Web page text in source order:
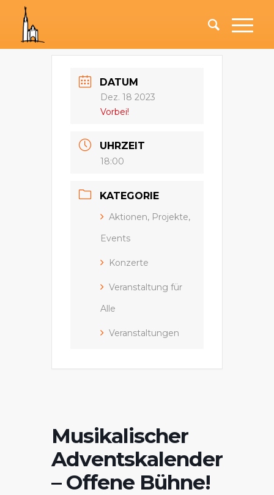
Musikalischer
Adventskalender
– Offene Bühne!
DATUM
Dez. 18 2023
Vorbei!
UHRZEIT
18:00
KATEGORIE
Aktionen, Projekte,
Events
Konzerte
Veranstaltung für
Alle
Veranstaltungen